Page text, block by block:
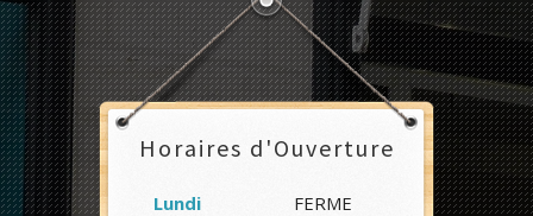
Horaires d'Ouverture
Lundi
FERME